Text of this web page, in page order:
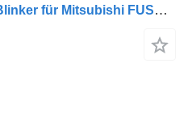
Mitsubishi - INDICATOR - Blinker für Mitsubishi FUSO CANTER MODEL 2012 LKW